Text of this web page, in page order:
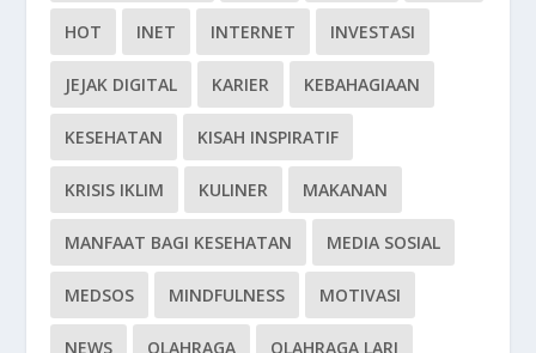
HOT INET INTERNET INVESTASI
JEJAK DIGITAL KARIER KEBAHAGIAAN
KESEHATAN KISAH INSPIRATIF
KRISIS IKLIM KULINER MAKANAN
MANFAAT BAGI KESEHATAN MEDIA SOSIAL
MEDSOS MINDFULNESS MOTIVASI
NEWS OLAHRAGA OLAHRAGA LARI